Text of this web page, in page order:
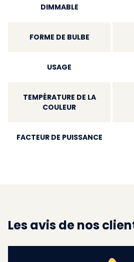
DIMMABLE
FORME DE BULBE
USAGE
TEMPÉRATURE DE LA
COULEUR
FACTEUR DE PUISSANCE
Les avis de nos